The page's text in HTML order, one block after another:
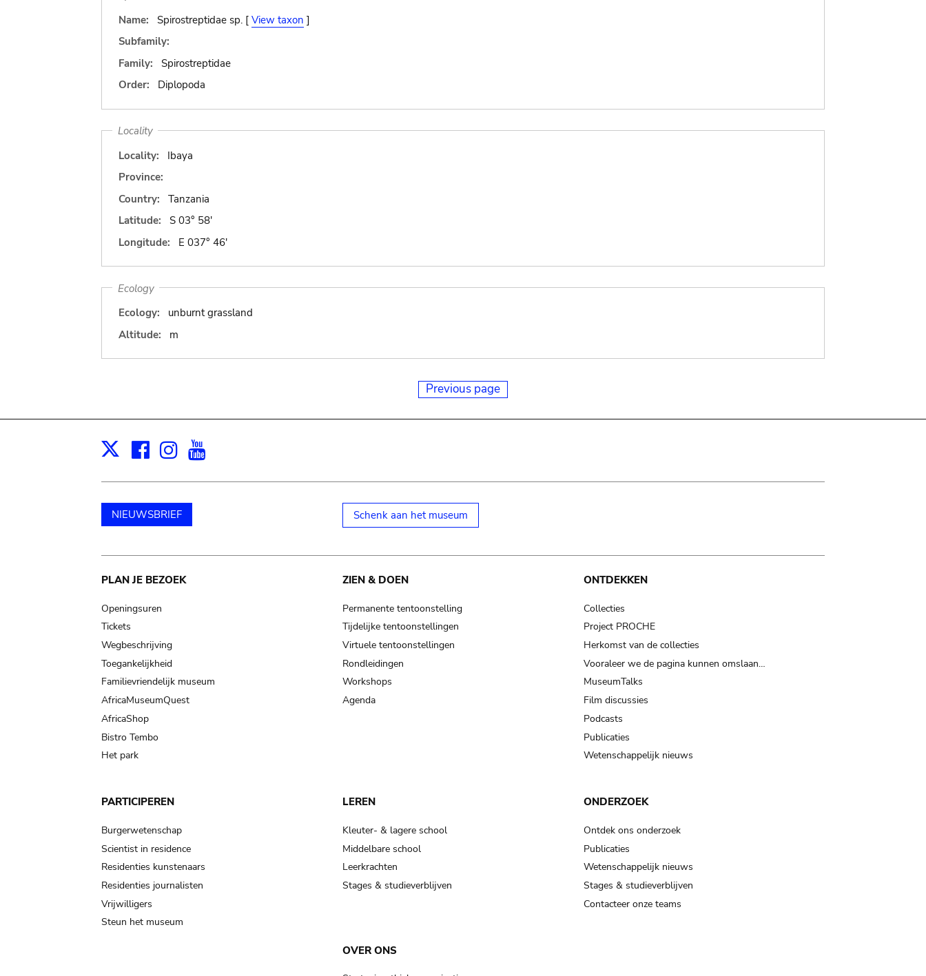
Name:
Spirostreptidae sp. [ View taxon ]
Subfamily:
Family:
Spirostreptidae
Order:
Diplopoda
Locality
Locality:
Ibaya
Province:
Country:
Tanzania
Latitude:
S 03° 58'
Longitude:
E 037° 46'
Ecology
Ecology:
unburnt grassland
Altitude:
m
Previous page
X Facebook
Instagram
NIEUWSBRIEF Schenk aan het museum
Main
navigation
PLAN JE BEZOEK
Openingsuren
Tickets
Wegbeschrijving
Toegankelijkheid
Familievriendelijk museum
AfricaMuseumQuest
AfricaShop
Bistro Tembo
Het park
ZIEN & DOEN
Permanente tentoonstelling
Tijdelijke tentoonstellingen
Virtuele tentoonstellingen
Rondleidingen
Workshops
Agenda
ONTDEKKEN
Collecties
Project PROCHE
Herkomst van de collecties
Vooraleer we de pagina kunnen omslaan…
MuseumTalks
Film discussies
Podcasts
Publicaties
Wetenschappelijk nieuws
PARTICIPEREN
Burgerwetenschap
Scientist in residence
Residenties kunstenaars
Residenties journalisten
Vrijwilligers
Steun het museum
LEREN
Kleuter- & lagere school
Middelbare school
Leerkrachten
Stages & studieverblijven
ONDERZOEK
Ontdek ons onderzoek
Publicaties
Wetenschappelijk nieuws
Stages & studieverblijven
Contacteer onze teams
OVER ONS